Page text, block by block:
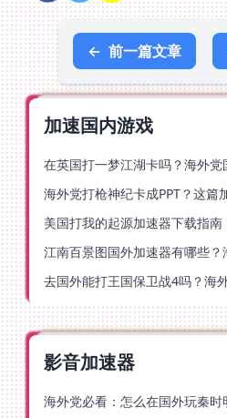
← 前一篇文章
加速国内游戏
影音加速器